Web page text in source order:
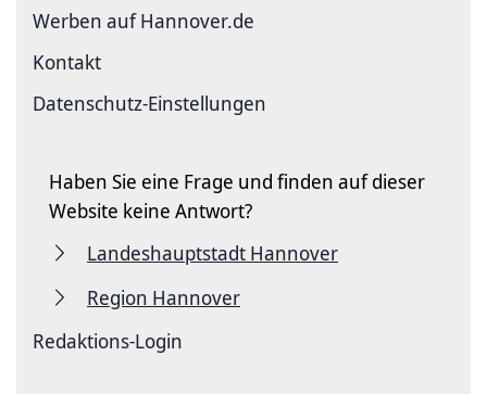
Werben auf Hannover.de
Kontakt
Datenschutz-Einstellungen
Haben Sie eine Frage und finden auf dieser
Website keine Antwort?
Landeshauptstadt Hannover
Region Hannover
Redaktions-Login